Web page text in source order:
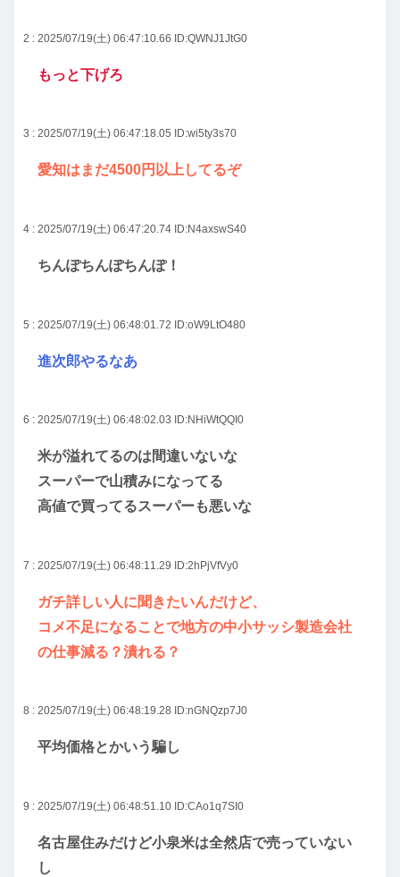
2 : 2025/07/19(土) 06:47:10.66 ID:QWNJ1JtG0
もっと下げろ
3 : 2025/07/19(土) 06:47:18.05 ID:wi5ty3s70
愛知はまだ4500円以上してるぞ
4 : 2025/07/19(土) 06:47:20.74 ID:N4axswS40
ちんぽちんぽちんぽ！
5 : 2025/07/19(土) 06:48:01.72 ID:oW9LtO480
進次郎やるなあ
6 : 2025/07/19(土) 06:48:02.03 ID:NHiWtQQI0
米が溢れてるのは間違いないな
スーパーで山積みになってる
高値で買ってるスーパーも悪いな
7 : 2025/07/19(土) 06:48:11.29 ID:2hPjVfVy0
ガチ詳しい人に聞きたいんだけど、
コメ不足になることで地方の中小サッシ製造会社
の仕事減る？潰れる？
8 : 2025/07/19(土) 06:48:19.28 ID:nGNQzp7J0
平均価格とかいう騙し
9 : 2025/07/19(土) 06:48:51.10 ID:CAo1q7SI0
名古屋住みだけど小泉米は全然店で売っていない
し